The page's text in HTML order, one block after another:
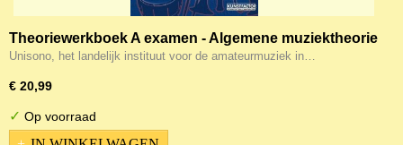
Theoriewerkboek A examen - Algemene muziektheorie
A
Unisono, het landelijk instituut voor de amateurmuziek in…
€ 20,99
✓ Op voorraad